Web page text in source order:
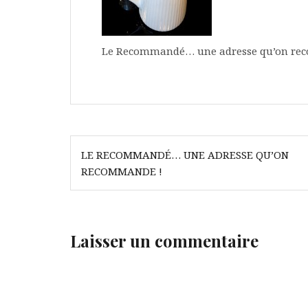
Le Recommandé… une adresse qu’on
Navigation
de
l’article
LE RECOMMANDÉ… UNE ADRESSE QU’ON
RECOMMANDE !
Laisser un commentaire